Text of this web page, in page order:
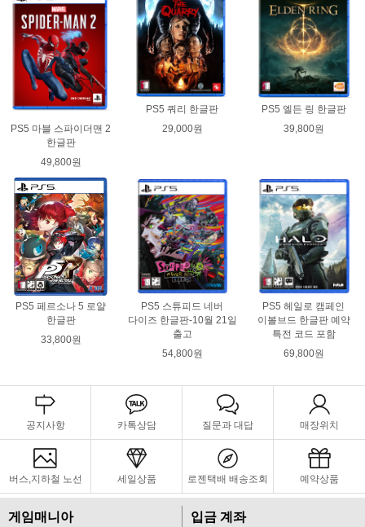
PS5 마블 스파이더맨 2
한글판
49,800원
PS5 쿼리 한글판
29,000원
PS5 엘든 링 한글판
39,800원
PS5 페르소나 5 로얄
한글판
33,800원
PS5 스튜피드 네버
다이즈 한글판-10월 21일
출고
54,800원
PS5 헤일로 캠페인
이볼브드 한글판 예약
특전 코드 포함
69,800원
공지사항 카톡상담 질문과 대답 매장위치
버스,지하철 노선 세일상품 로젠택배 배송조회 예약상품
게임매니아 입금 계좌